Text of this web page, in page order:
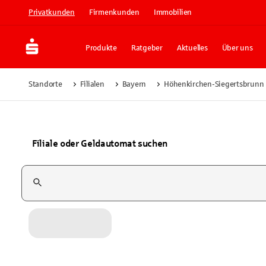
Privatkunden Firmenkunden Immobilien
Produkte Ratgeber Aktuelles Über uns
Standorte Filialen Bayern Höhenkirchen-Siegertsbrunn
Filiale oder Geldautomat suchen
Suchfeld